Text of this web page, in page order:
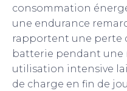
consommation
une endurance
rapportent une perte
batterie pendant une
utilisation intensive
de charge en fin de